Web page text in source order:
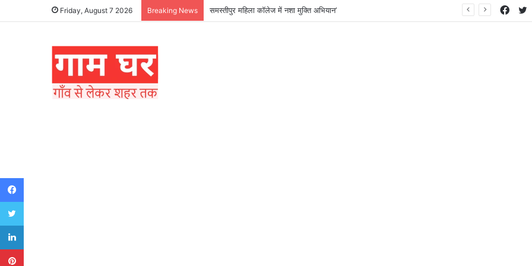
Friday, August 7 2026 Breaking News समस्तीपुर महिला कॉलेज में नशा मुक्ति अभियान’
Facebook
Twitter
LinkedIn
Pinterest